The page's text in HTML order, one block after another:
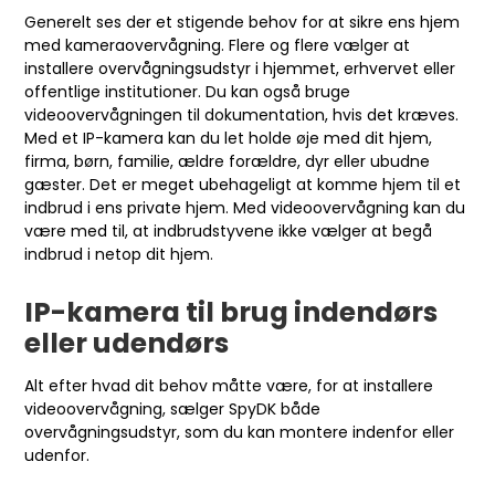
Generelt ses der et stigende behov for at sikre ens hjem
med kameraovervågning. Flere og flere vælger at
installere overvågningsudstyr i hjemmet, erhvervet eller
offentlige institutioner. Du kan også bruge
videoovervågningen til dokumentation, hvis det kræves.
Med et IP-kamera kan du let holde øje med dit hjem,
firma, børn, familie, ældre forældre, dyr eller ubudne
gæster. Det er meget ubehageligt at komme hjem til et
indbrud i ens private hjem. Med videoovervågning kan du
være med til, at indbrudstyvene ikke vælger at begå
indbrud i netop dit hjem.
IP-kamera til brug indendørs
eller udendørs
Alt efter hvad dit behov måtte være, for at installere
videoovervågning, sælger SpyDK både
overvågningsudstyr, som du kan montere indenfor eller
udenfor.